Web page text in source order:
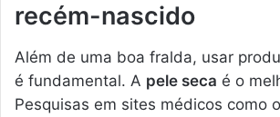
recém-nascido
Além de uma boa fralda, usar
é fundamental. A pele seca é o
Pesquisas em sites médicos como o